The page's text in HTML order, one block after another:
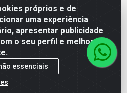
próprios e de
uma experiência
apresentar publicidade
o seu perfil e melhorar a
essenciais
LTDA - Av. Getulio
MA - CEP 65.903-280 -
07 - Horários: Segunda-Sexta
Sábados 08as12hs